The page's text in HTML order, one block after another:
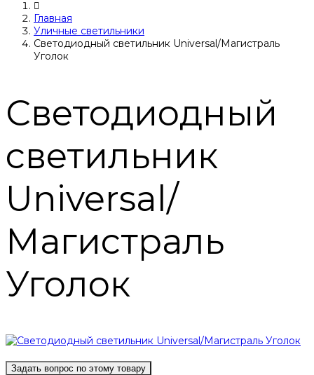
Главная
Уличные светильники
Светодиодный светильник Universal/Магистраль
Уголок
Светодиодный
светильник
Universal/
Магистраль
Уголок
Задать вопрос по этому товару